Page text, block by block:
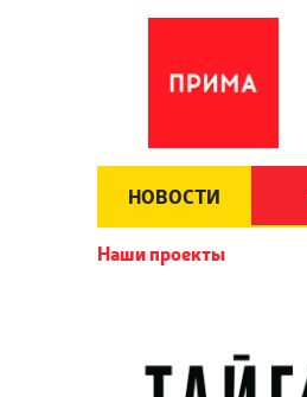
НОВОСТИ
Наши проекты